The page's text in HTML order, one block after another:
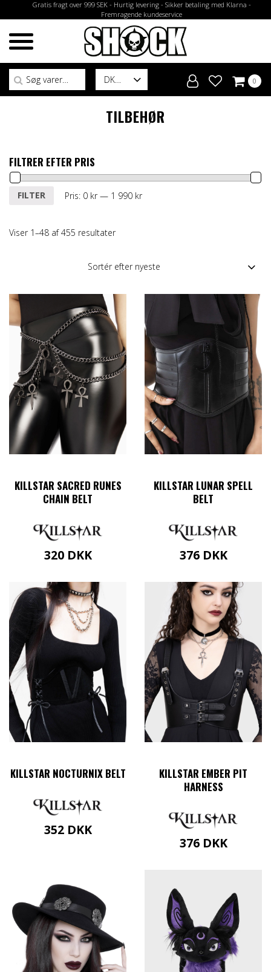
Gratis fragt over 999 SEK - Hurtig levering - Sikker betaling med Klarna -
Fremragende kundeservice
DK
Søg efter:
0
TILBEHØR
FILTRER EFTER PRIS
Mindste
Højeste
FILTER Pris: 0 kr— 1 990 kr
Viser 1–48 af 455 resultater
KILLSTAR SACRED RUNES
CHAIN BELT
320 DKK
vare
har
flere
varianter.
Mulighederne
kan
vælges
varesiden
KILLSTAR LUNAR SPELL
BELT
376 DKK
vare
har
flere
varianter.
Mulighederne
kan
vælges
på
varesiden
KILLSTAR NOCTURNIX BELT
352 DKK
flere
varianter.
Mulighederne
kan
vælges
på
varesiden
KILLSTAR EMBER PIT
HARNESS
376 DKK
varianter.
Mulighederne
kan
vælges
på